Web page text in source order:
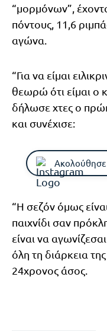
“μορμόνων”,
πόντους, 11,6
αγώνα.
“Για να είμαι
θεωρώ ότι είμαι ο
δήλωσε χτες ο
και συνέχισε:
Ακολούθησε
“Η σεζόν όμως
παιχνίδι σαν
είναι να
όλη τη διάρκεια
24χρονος άσος.